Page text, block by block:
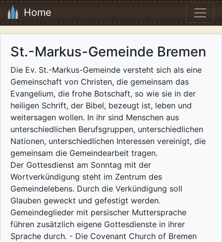
Home
St.-Markus-Gemeinde Bremen
Die Ev. St.-Markus-Gemeinde versteht sich als eine
Gemeinschaft von Christen, die gemeinsam das
Evangelium, die frohe Botschaft, so wie sie in der
heiligen Schrift, der Bibel, bezeugt ist, leben und
weitersagen wollen. In ihr sind Menschen aus
unterschiedlichen Berufsgruppen, unterschiedlichen
Nationen, unterschiedlichen Interessen vereinigt, die
gemeinsam die Gemeindearbeit tragen.
Der Gottesdienst am Sonntag mit der
Wortverkündigung steht im Zentrum des
Gemeindelebens. Durch die Verkündigung soll
Glauben geweckt und gefestigt werden.
Gemeindeglieder mit persischer Muttersprache
führen zusätzlich eigene Gottesdienste in ihrer
Sprache durch. - Die Covenant Church of Bremen